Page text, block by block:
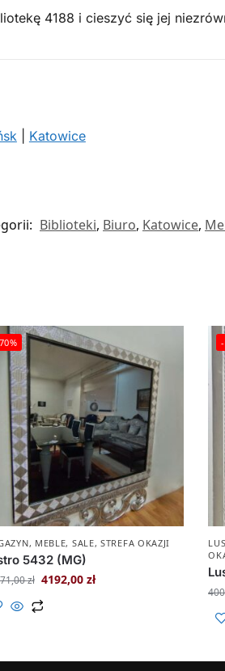
4188 i cieszyć się jej
| Katowice
Biblioteki, Biuro, Katowice,
, MEBLE, SALE,STREFA OKAZJI
5432 (MG)
zł 4192,00 zł